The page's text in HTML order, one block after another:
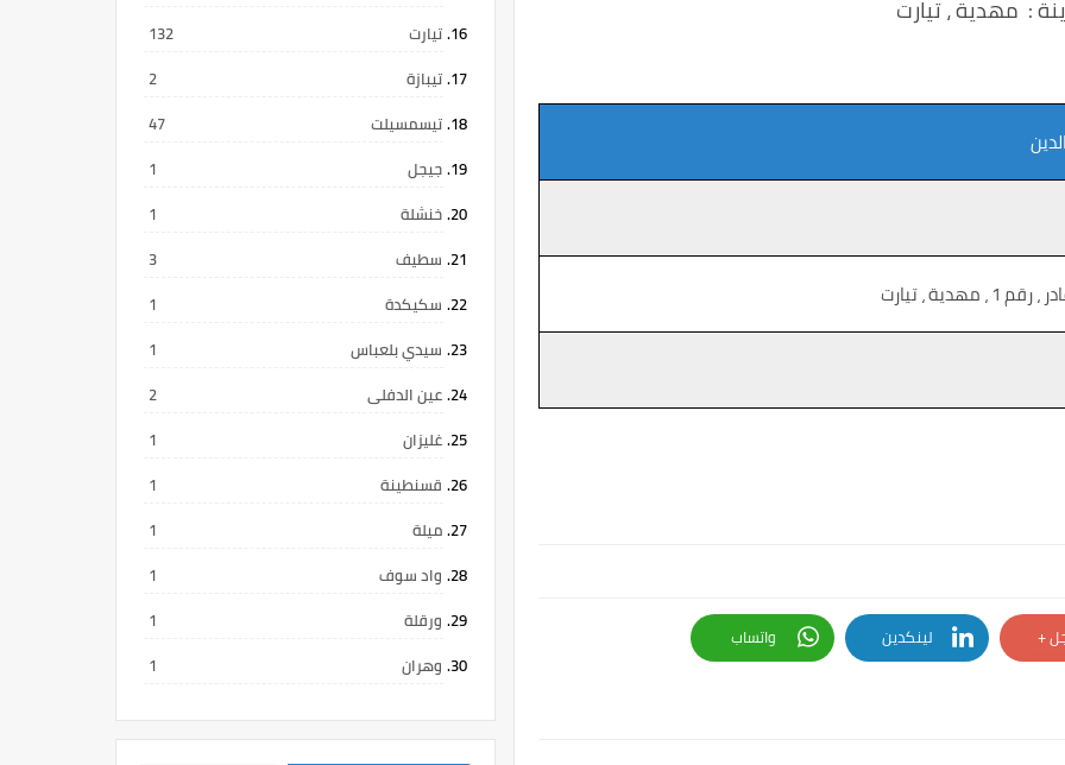
: مهدية ، تيارت
، تيارت
+ لينكدين واتساب
تيارت
132
تيبازة
2
تيسمسيلت
47
جيجل
1
خنشلة
1
سطيف
3
سكيكدة
1
سيدي بلعباس
1
عين الدفلى
2
غليزان
1
قسنطينة
1
ميلة
1
واد سوف
1
ورقلة
1
وهران
1